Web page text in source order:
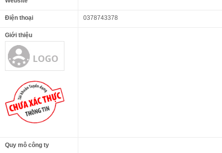
Điện thoại 0378743378
Giới thiệu
Quy mô công ty